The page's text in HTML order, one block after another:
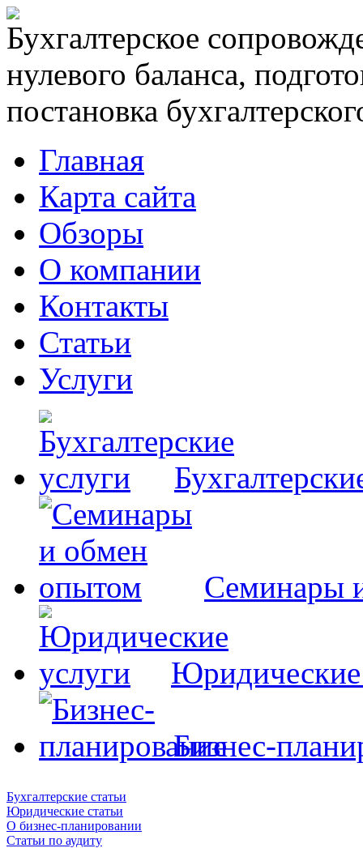
Бухгалтерское
нулевого баланса,
постановка
Главная
Карта сайта
Обзоры
О компании
Контакты
Статьи
Услуги
Семинары
Юридические
Бизнес-
Бухгалтерские статьи
Юридические статьи
О бизнес-планировании
Статьи по аудиту